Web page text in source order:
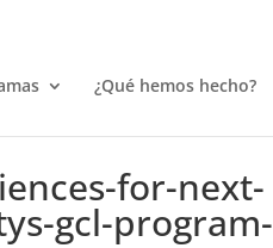
¿Qué hemos hecho?
for-next-
gcl-program-